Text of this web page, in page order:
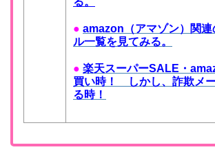
● amazon（アマゾン）関連
ル一覧を見てみる。
● 楽天スーパーSALE・
買い時！ しかし、詐欺メ
る時！